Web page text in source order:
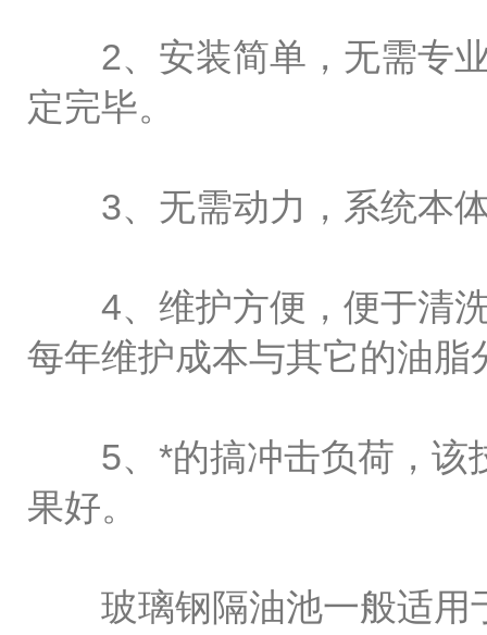
2、安装简单，无需专业
定完毕。
3、无需动力，系统本体
4、维护方便，便于清洗
每年维护成本与其它的油
5、*的搞冲击负荷，该技
果好。
玻璃钢隔油池一般适用